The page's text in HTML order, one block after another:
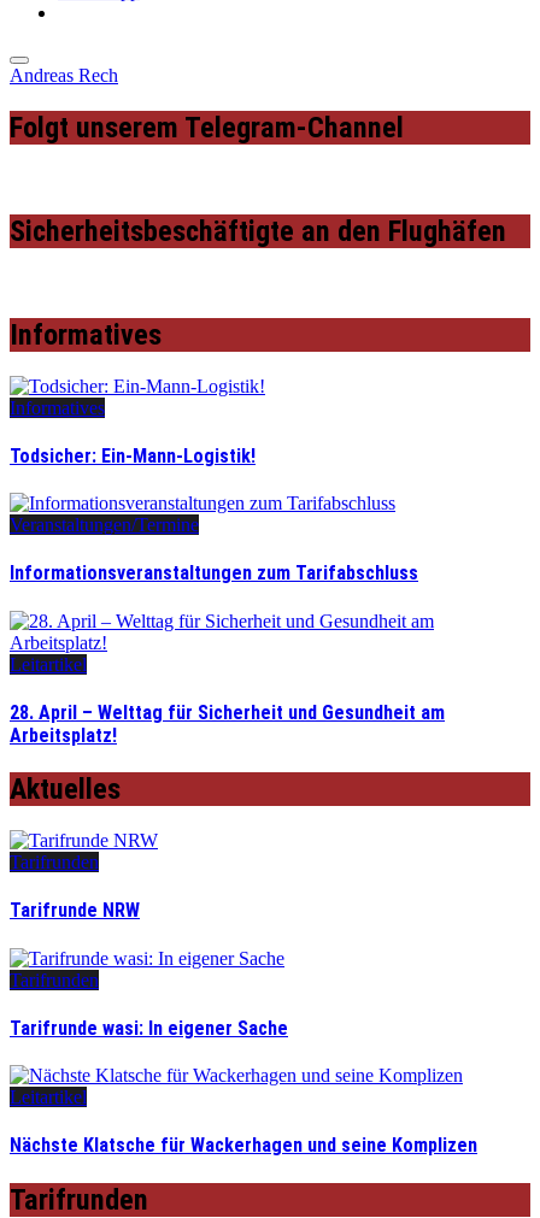
Andreas Rech
Folgt unserem Telegram-Channel
Sicherheitsbeschäftigte an den Flughäfen
Informatives
Informatives
Todsicher: Ein-Mann-Logistik!
Veranstaltungen/Termine
Informationsveranstaltungen zum Tarifabschluss
Leitartikel
28. April – Welttag für Sicherheit und Gesundheit am
Arbeitsplatz!
Aktuelles
Tarifrunden
Tarifrunde NRW
Tarifrunden
Tarifrunde wasi: In eigener Sache
Leitartikel
Nächste Klatsche für Wackerhagen und seine Komplizen
Tarifrunden